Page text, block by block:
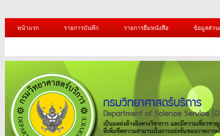
หน้าแรก รายการบันทึก รายการยืมหนังสือ ข้อมูลส่ว